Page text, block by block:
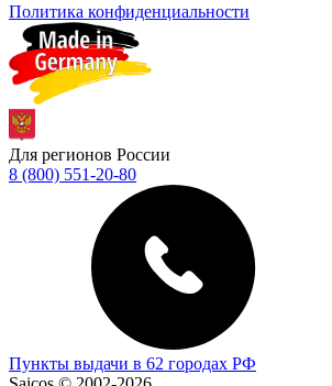
Политика конфиденциальности
Для регионов России
8 (800) 551-20-80
Пункты выдачи в 62 городах РФ